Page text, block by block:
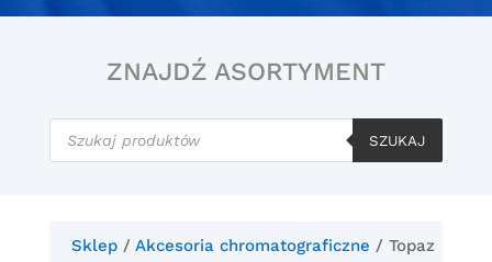
ZNAJDŹ ASORTYMENT
Wyszukiwarka
produktów
SZUKAJ
Sklep/ Akcesoria chromatograficzne / Topaz